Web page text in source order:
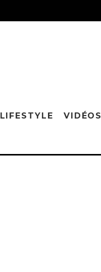
LIFESTYLE VIDÉOS